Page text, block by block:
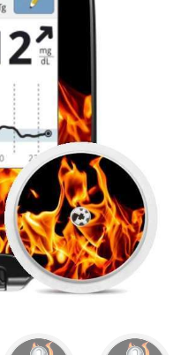
Wunschliste
hinzufügen